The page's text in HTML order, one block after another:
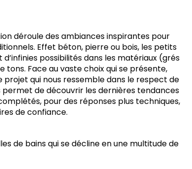
déroule des ambiances inspirantes pour
Effet béton, pierre ou bois, les petits
possibilités dans les matériaux (grés
Face au vaste choix qui se présente,
qui nous ressemble dans le respect de
de découvrir les dernières tendances
pour des réponses plus techniques,
de confiance.
de bains qui se décline en une multitude de